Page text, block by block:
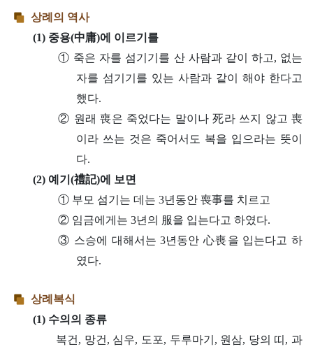
상례의 역사
(1) 중용(中庸)에 이르기를
① 죽은 자를 섬기기를 산 사람과 같이 하고, 없는
자를 섬기기를 있는 사람과 같이 해야 한다고
했다.
② 원래 喪은 죽었다는 말이나 死라 쓰지 않고 喪
이라 쓰는 것은 죽어서도 복을 입으라는 뜻이
다.
(2) 예기(禮記)에 보면
① 부모 섬기는 데는 3년동안 喪事를 치르고
② 임금에게는 3년의 服을 입는다고 하였다.
③ 스승에 대해서는 3년동안 心喪을 입는다고 하
였다.
상례복식
(1) 수의의 종류
복건, 망건, 심우, 도포, 두루마기, 원삼, 당의 띠, 과